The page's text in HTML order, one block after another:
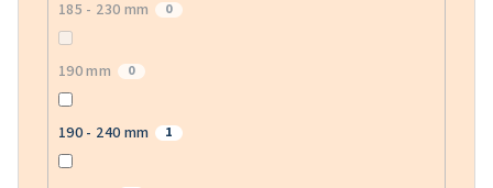
185 - 230 mm 0
190 mm 0
190 - 240 mm 1